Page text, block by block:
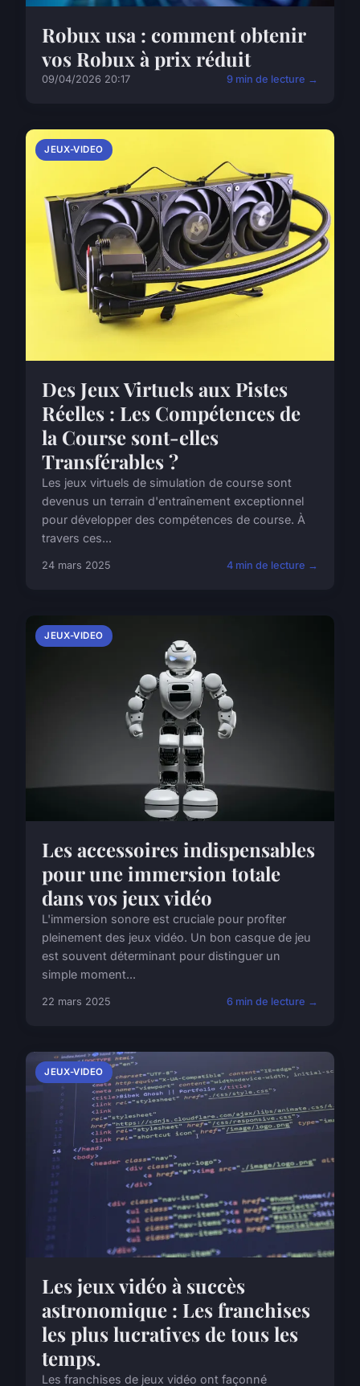
Robux usa : comment obtenir
vos Robux à prix réduit
09/04/2026 20:17 9 min de lecture →
JEUX-VIDEO
Des Jeux Virtuels aux Pistes
Réelles : Les Compétences de
la Course sont-elles
Transférables ?
Les jeux virtuels de simulation de course sont
devenus un terrain d'entraînement exceptionnel
pour développer des compétences de course. À
travers ces...
24 mars 2025 4 min de lecture →
JEUX-VIDEO
Les accessoires indispensables
pour une immersion totale
dans vos jeux vidéo
L'immersion sonore est cruciale pour profiter
pleinement des jeux vidéo. Un bon casque de jeu
est souvent déterminant pour distinguer un
simple moment...
22 mars 2025 6 min de lecture →
JEUX-VIDEO
Les jeux vidéo à succès
astronomique : Les franchises
les plus lucratives de tous les
temps.
Les franchises de jeux vidéo ont façonné